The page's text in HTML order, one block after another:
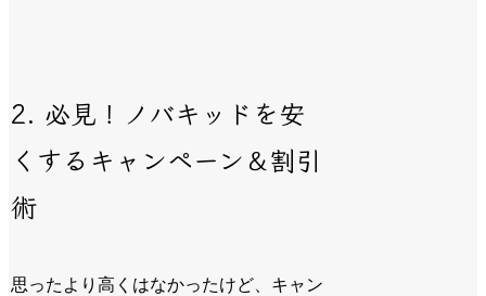
2. 必見！ノバキッドを安
くするキャンペーン＆割引
術
思ったより高くはなかったけど、キャン